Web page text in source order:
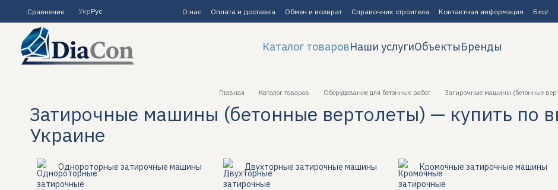
Перейти к основному контенту
Сравнение УкрРус О нас Оплата и доставка Обмен и возврат Справочник строителя Контактная информация Блог
Каталог товаровНаши услугиОбъектыБренды
Главная Каталог товаров Оборудование для бетонных работ Затирочные машины (бетонные
Затирочные машины (бетонные вертолеты) — купить по
Украине
Однороторные затирочные машины Двухторные затирочные машины Кромочные затирочные машины